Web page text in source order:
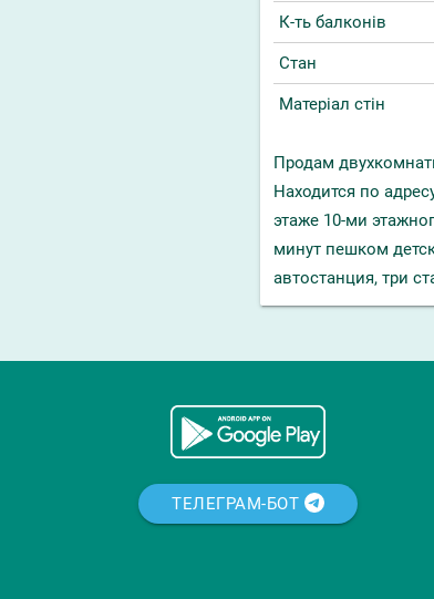
К-ть балконів
Стан
Матеріал стін
Продам
Находится по
этаже 10-ми
минут пешком
автостанция, три
ТЕЛЕГРАМ-БОТ